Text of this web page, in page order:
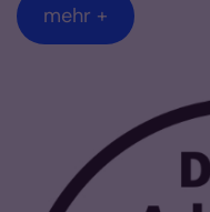
mehr +